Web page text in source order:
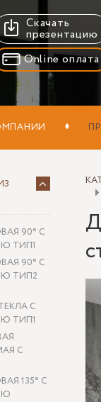
Скачать
презентацию
Online оплата
90° С
ТИП1
90° С
ТИП2
С
ТИП1
С
135° С